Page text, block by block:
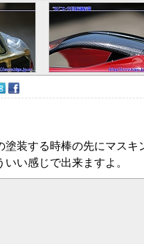
塗装する時棒の先にマスキ
い感じで出来ますよ。